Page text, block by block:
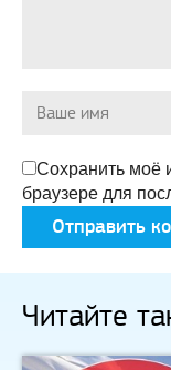
Сохранить моё
браузере для
Читайте